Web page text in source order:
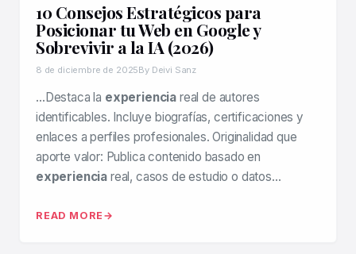
10 Consejos Estratégicos para
Posicionar tu Web en Google y
Sobrevivir a la IA (2026)
8 de diciembre de 2025By Deivi Sanz
…Destaca la experiencia real de autores
identificables. Incluye biografías, certificaciones y
enlaces a perfiles profesionales. Originalidad que
aporte valor: Publica contenido basado en
experiencia real, casos de estudio o datos…
READ MORE